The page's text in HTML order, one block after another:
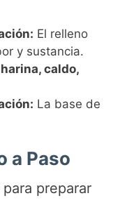
El relleno
y sustancia.
caldo,
La base de
a Paso
preparar